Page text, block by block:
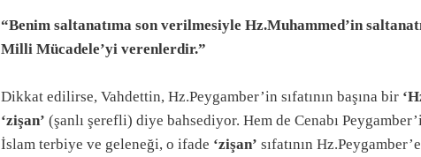
“Benim saltanatıma son verilmesiyle Hz.Muhammed’in
Milli Mücadele’yi verenlerdir.”
Dikkat edilirse, Vahdettin, Hz.Peygamber’in sıfatının başına bir
‘zişan’ (şanlı şerefli) diye bahsediyor. Hem de Cenabı
İslam terbiye ve geleneği, o ifade ‘zişan’ sıfatının